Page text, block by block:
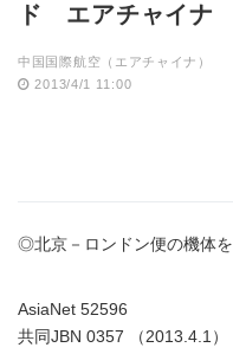
ド エアチャイナ
中国国際航空（エアチャイナ）
2013/4/1 11:00
◎北京－ロンドン便の機体
AsiaNet 52596
共同JBN 0357 （2013.4.1）